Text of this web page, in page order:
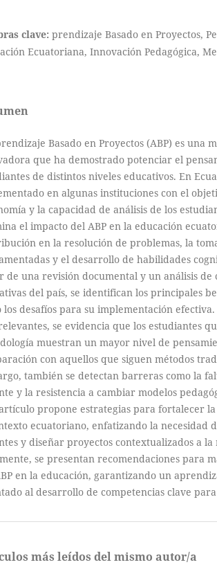
clave: prendizaje Basado en Proyectos,
Ecuatoriana, Innovación Pedagógica,
Basado en Proyectos (ABP) es una
que ha demostrado potenciar el
de distintos niveles educativos. En
en algunas instituciones con el
y la capacidad de análisis de los
el impacto del ABP en la educación
en la resolución de problemas, la
y el desarrollo de habilidades
de una revisión documental y un análisis de
del país, se identifican los principales
los desafíos para su implementación
se evidencia que los estudiantes
muestran un mayor nivel de
con aquellos que siguen métodos
también se detectan barreras como la
y la resistencia a cambiar modelos
propone estrategias para fortalecer
ecuatoriano, enfatizando la necesidad
y diseñar proyectos contextualizados a
se presentan recomendaciones para
en la educación, garantizando un
al desarrollo de competencias clave para
más leídos del mismo autor/a